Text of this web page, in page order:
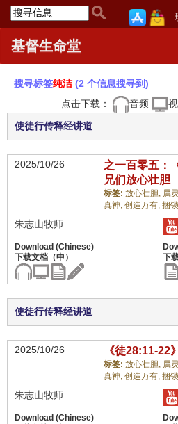
基督生命堂
搜寻标签纯洁 (2 个信息搜寻到)
点击下载：
音频
使徒行传释经讲道
2025/10/26
之一百零五：
兄们放心壮胆
标签: 放心壮胆, 属
真神, 创造万有, 捆
朱志山牧师
使徒行传释经讲道
2025/10/26 《徒28:11-22
标签: 放心壮胆, 属
真神, 创造万有, 捆
朱志山牧师